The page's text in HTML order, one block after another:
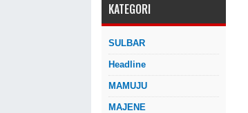
KATEGORI
SULBAR
Headline
MAMUJU
MAJENE